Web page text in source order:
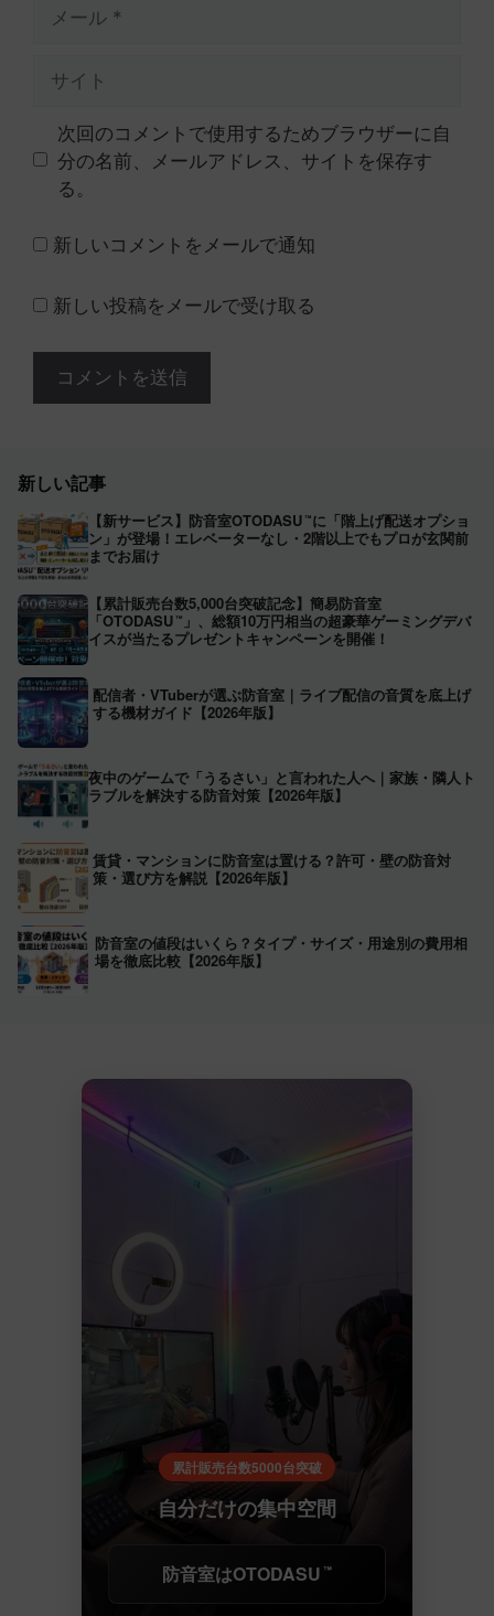
次回のコメントで使用するためブラウザーに自
分の名前、メールアドレス、サイトを保存す
る。
新しいコメントをメールで通知
新しい投稿をメールで受け取る
新しい記事
【新サービス】防音室OTODASU ™ に「階上げ配送オプショ
ン」が登場！エレベーターなし・2階以上でもプロが玄関前
までお届け
【累計販売台数5,000台突破記念】簡易防音室
「OTODASU ™
」、総額10万円相当の超豪華ゲーミングデバ
イスが当たるプレゼントキャンペーンを開催！
配信者・VTuberが選ぶ防音室｜ライブ配信の音質を底上げ
する機材ガイド【2026年版】
夜中のゲームで「うるさい」と言われた人へ｜家族・隣人ト
ラブルを解決する防音対策【2026年版】
賃貸・マンションに防音室は置ける？許可・壁の防音対
策・選び方を解説【2026年版】
防音室の値段はいくら？タイプ・サイズ・用途別の費用相
場を徹底比較【2026年版】
累計販売台数5000台突破
自分だけの集中空間
防音室はOTODASU ™